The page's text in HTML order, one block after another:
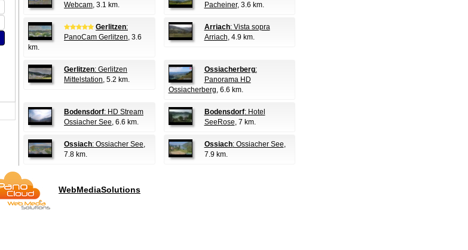
Webcam, 3.1 km.
Pacheiner, 3.6 km.
Gerlitzen:
PanoCam Gerlitzen, 3.6
km.
Arriach: Vista sopra
Arriach, 4.9 km.
Gerlitzen: Gerlitzen
Mittelstation, 5.2 km.
Ossiacherberg:
Panorama HD
Ossiacherberg, 6.6 km.
Bodensdorf: HD Stream
Ossiacher See, 6.6 km.
Bodensdorf: Hotel
SeeRose, 7 km.
Ossiach: Ossiacher See,
7.8 km.
Ossiach: Ossiacher See,
7.9 km.
WebMediaSolutions